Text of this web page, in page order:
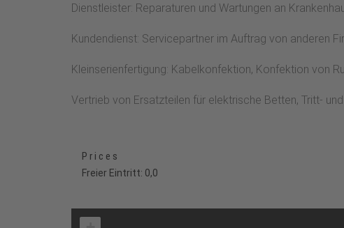
Dienstleister: Reparaturen und Wartungen an
Kundendienst: Servicepartner im Auftrag von anderen
Kleinserienfertigung: Kabelkonfektion, Konfektion von
Vertrieb von Ersatzteilen für elektrische Betten, Tritt-
Prices
Freier Eintritt: 0,0